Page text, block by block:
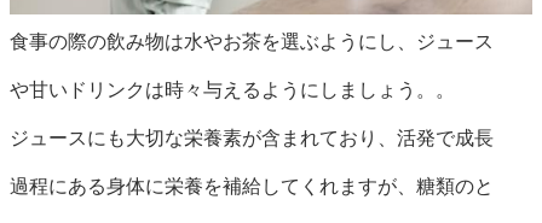
食事の際の飲み物は水やお茶を選ぶようにし、ジュース
や甘いドリンクは時々与えるようにしましょう。。
ジュースにも大切な栄養素が含まれており、活発で成長
過程にある身体に栄養を補給してくれますが、糖類のと